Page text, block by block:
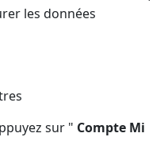
les données
sur " Compte Mi